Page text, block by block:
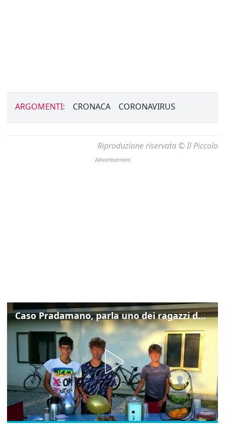
ARGOMENTI: CRONACA CORONAVIRUS
Riproduzione riservata © Il Piccolo
Caso Pradamano, parla uno dei ragazzi denunciati per la limonata: "Volevo anche aiutare i miei"